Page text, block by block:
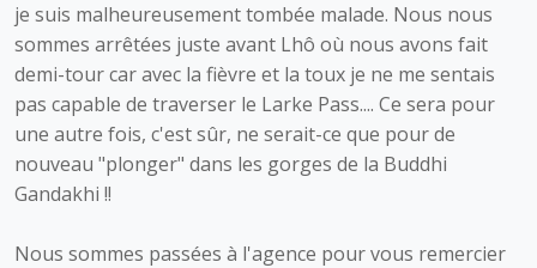
je suis malheureusement tombée malade. Nous nous
sommes arrêtées juste avant Lhô où nous avons fait
demi-tour car avec la fièvre et la toux je ne me sentais
pas capable de traverser le Larke Pass.... Ce sera pour
une autre fois, c'est sûr, ne serait-ce que pour de
nouveau "plonger" dans les gorges de la Buddhi
Gandakhi !!
Nous sommes passées à l'agence pour vous remercier